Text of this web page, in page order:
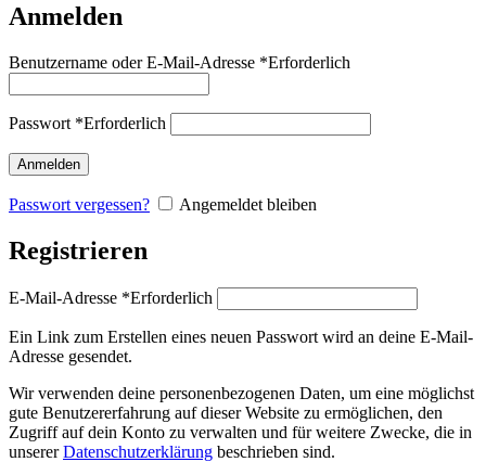
Anmelden
Benutzername oder E-Mail-Adresse *Erforderlich
Passwort *Erforderlich
Anmelden
Passwort vergessen? Angemeldet bleiben
Registrieren
E-Mail-Adresse *Erforderlich
Ein Link zum Erstellen eines neuen Passwort wird an deine E-Mail-
Adresse gesendet.
Wir verwenden deine personenbezogenen Daten, um eine möglichst
gute Benutzererfahrung auf dieser Website zu ermöglichen, den
Zugriff auf dein Konto zu verwalten und für weitere Zwecke, die in
unsererDatenschutzerklärung beschrieben sind.